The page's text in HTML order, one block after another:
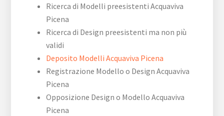
Ricerca di Modelli preesistenti Acquaviva
Picena
Ricerca di Design preesistenti ma non più
validi
Deposito Modelli Acquaviva Picena
Registrazione Modello o Design Acquaviva
Picena
Opposizione Design o Modello Acquaviva
Picena